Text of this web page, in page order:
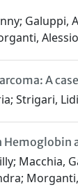
Galuppi,
A
Strigari,
Macchia,